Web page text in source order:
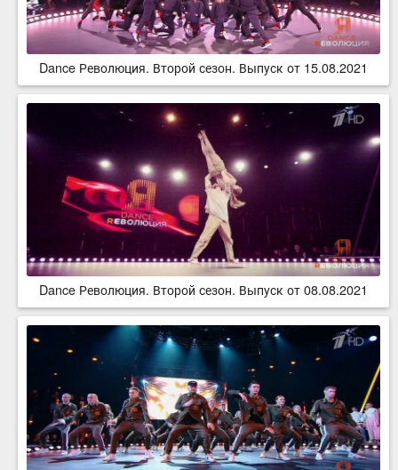
Dance Революция. Второй сезон. Выпуск от 15.08.2021
Dance Революция. Второй сезон. Выпуск от 08.08.2021